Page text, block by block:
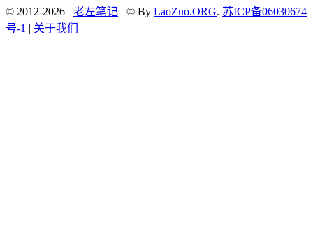
© 2012-2026 老左笔记 © By LaoZuo.ORG. 苏ICP备06030674
号-1 | 关于我们